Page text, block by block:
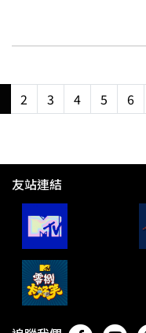
2 3 4 5 6
友站連結